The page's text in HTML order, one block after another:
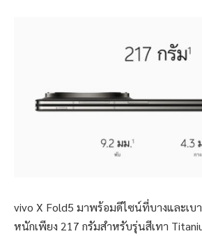
vivo X Fold5 มาพร้อมดีไซน์ที่บางและเบ
หนักเพียง 217 กรัมสำหรับรุ่นสีเทา